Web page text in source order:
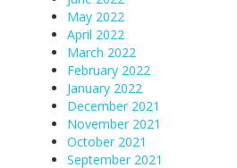
May 2022
April 2022
March 2022
February 2022
January 2022
December 2021
November 2021
October 2021
September 2021